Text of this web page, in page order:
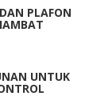
PLAFON
UNTUK